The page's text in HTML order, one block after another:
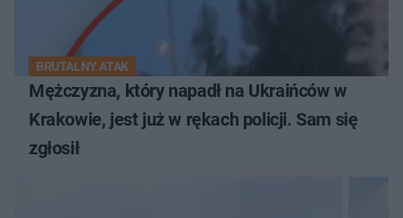
BRUTALNY ATAK
Mężczyzna, który napadł na Ukraińców w
Krakowie, jest już w rękach policji. Sam się
zgłosił